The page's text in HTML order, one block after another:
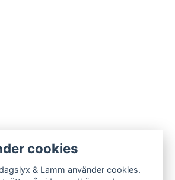
cookies
& Lamm använder cookies.